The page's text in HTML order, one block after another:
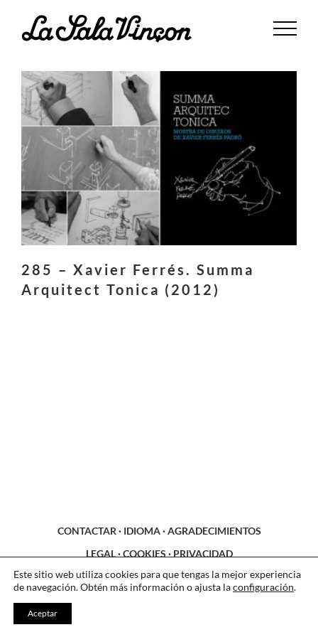
285 – Xavier Ferrés. Summa
Arquitect Tonica (2012)
CONTACTAR · IDIOMA·AGRADECIMIENTOS
LEGAL·COOKIES · PRIVACIDAD
Este sitio web utiliza cookies para que tengas la mejor experiencia
de navegación. Obtén más información o ajusta laconfiguración.
Aceptar